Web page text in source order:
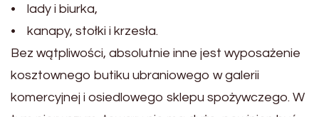
• lady i biurka,
• kanapy, stołki i krzesła.
Bez wątpliwości, absolutnie inne jest wyposażenie
kosztownego butiku ubraniowego w galerii
komercyjnej i osiedlowego sklepu spożywczego. W